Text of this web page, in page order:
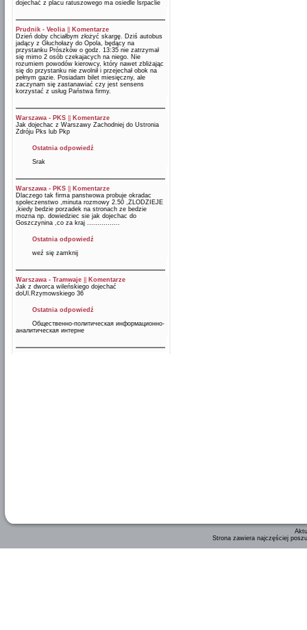
dojechać z placu ratuszowego ma osiedle lsrpaclie
Prudnik - Veolia
Komentarze
Dzień doby chciałbym złożyć skargę. Dziś autobus
jadący z Głuchołazy do Opola, będący na
przystanku Prószków o godz. 13:35 nie zatrzymał
się mimo 2 osób czekajacych na niego. Nie
rozumiem powodów kierowcy, który nawet zbliżając
się do przystanku nie zwolnił i przejechał obok na
pełnym gazie. Posiadam bilet miesięczny, ale
zaczynam się zastanawiać czy jest sensens
korzystać z usług Państwa firmy.
Warszawa - PKS
Komentarze
Jak dojechac z Warszawy Zachodniej do Ustronia
Zdróju Pks lub Pkp
Ostatnia odpowiedź
Srak
Warszawa - PKS
Komentarze
Dlaczego tak firma panstwowa probuje okradac
spoleczenstwo ,minuta rozmowy 2.50 ,ZLODZIEJE
,kiedy bedzie porzadek na stronach ze bedzie
mozna np. dowiedziec sie jak dojechac do
Goszczynina ,co za kraj ................
Ostatnia odpowiedź
weź się zamknij
Warszawa - Tramwaje
Komentarze
Jak z dworca wileńskiego dojechać
doUl.Rzymowskiego 36
Ostatnia odpowiedź
Общественно-политическая информационно-
аналитическая интерне
Strona zawiera najczęściej